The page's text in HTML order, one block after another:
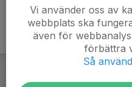
Vi använder oss av
webbplats ska
även för
förbättra
Så